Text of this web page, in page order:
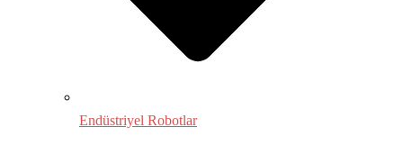
Endüstriyel Robotlar